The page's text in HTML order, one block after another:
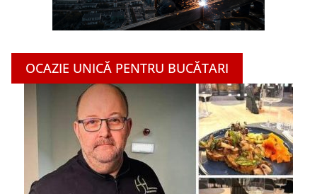
OCAZIE UNICĂ PENTRU BUCĂTARI